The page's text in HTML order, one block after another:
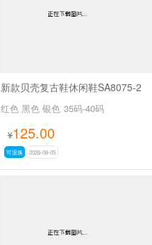
新款贝壳复古鞋休闲鞋SA8075-2
红色 黑色 银色 35码-40码
¥125.00
可退换 2026-08-05